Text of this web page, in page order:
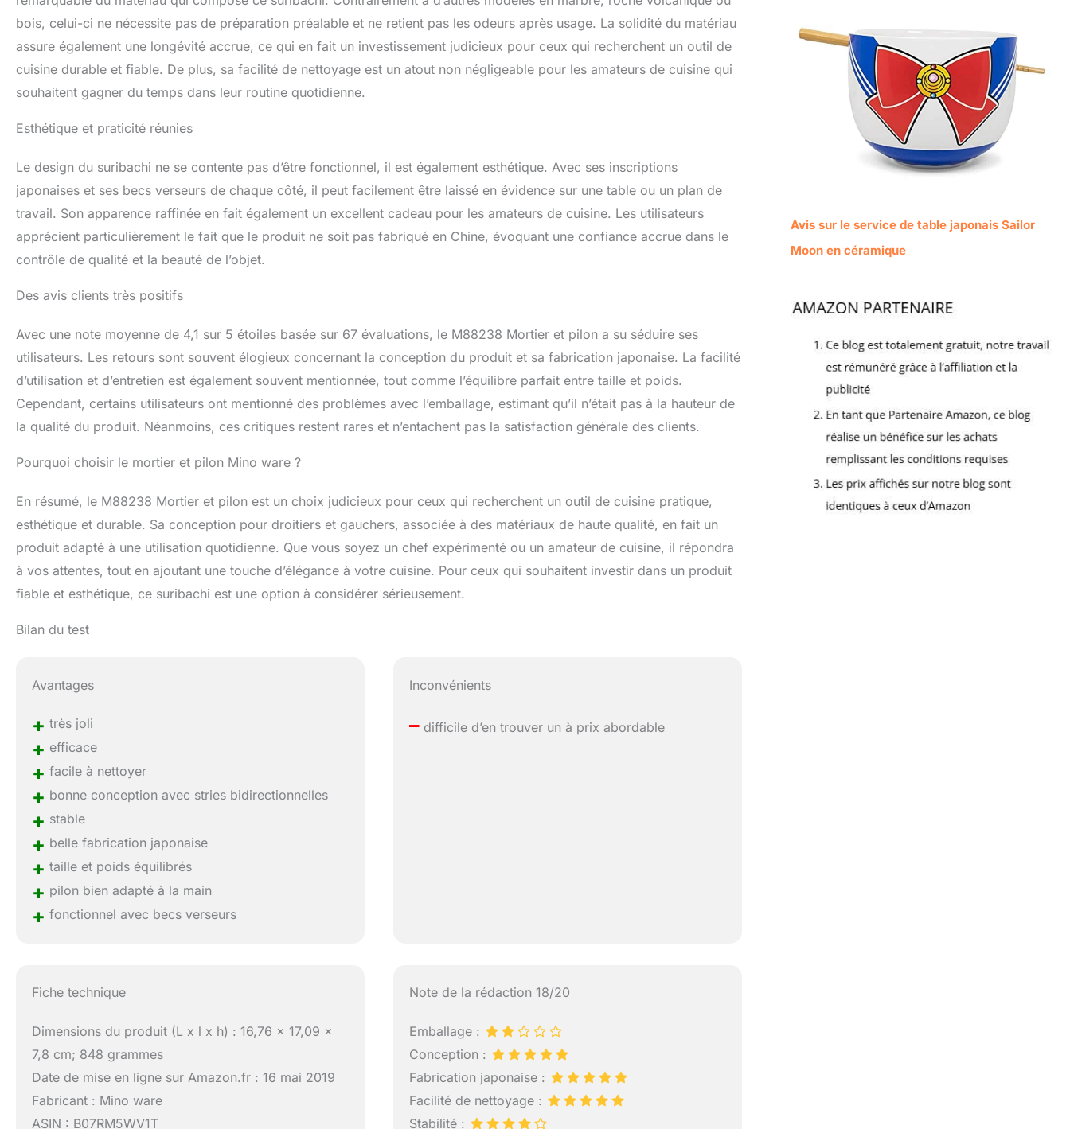
bois, celui-ci ne nécessite pas de préparation préalable et ne retient pas les odeurs après usage. La solidité du matériau
assure également une longévité accrue, ce qui en fait un investissement judicieux pour ceux qui recherchent un outil de
cuisine durable et fiable. De plus, sa facilité de nettoyage est un atout non négligeable pour les amateurs de cuisine qui
souhaitent gagner du temps dans leur routine quotidienne.
Esthétique et praticité réunies
Le design du suribachi ne se contente pas d’être fonctionnel, il est également esthétique. Avec ses inscriptions
japonaises et ses becs verseurs de chaque côté, il peut facilement être laissé en évidence sur une table ou un plan de
travail. Son apparence raffinée en fait également un excellent cadeau pour les amateurs de cuisine. Les utilisateurs
apprécient particulièrement le fait que le produit ne soit pas fabriqué en Chine, évoquant une confiance accrue dans le
contrôle de qualité et la beauté de l’objet.
Des avis clients très positifs
Avec une note moyenne de 4,1 sur 5 étoiles basée sur 67 évaluations, le M88238 Mortier et pilon a su séduire ses
utilisateurs. Les retours sont souvent élogieux concernant la conception du produit et sa fabrication japonaise. La facilité
d’utilisation et d’entretien est également souvent mentionnée, tout comme l’équilibre parfait entre taille et poids.
Cependant, certains utilisateurs ont mentionné des problèmes avec l’emballage, estimant qu’il n’était pas à la hauteur de
la qualité du produit. Néanmoins, ces critiques restent rares et n’entachent pas la satisfaction générale des clients.
Pourquoi choisir le mortier et pilon Mino ware ?
En résumé, le M88238 Mortier et pilon est un choix judicieux pour ceux qui recherchent un outil de cuisine pratique,
esthétique et durable. Sa conception pour droitiers et gauchers, associée à des matériaux de haute qualité, en fait un
produit adapté à une utilisation quotidienne. Que vous soyez un chef expérimenté ou un amateur de cuisine, il répondra
à vos attentes, tout en ajoutant une touche d’élégance à votre cuisine. Pour ceux qui souhaitent investir dans un produit
fiable et esthétique, ce suribachi est une option à considérer sérieusement.
Bilan du test
Avantages
+ très joli
+ efficace
+ facile à nettoyer
+ bonne conception avec stries bidirectionnelles
+ stable
+ belle fabrication japonaise
+ taille et poids équilibrés
+ pilon bien adapté à la main
+ fonctionnel avec becs verseurs
Inconvénients
– difficile d’en trouver un à prix abordable
Fiche technique
Dimensions du produit (L x l x h) : 16,76 x 17,09 x
7,8 cm; 848 grammes
Date de mise en ligne sur Amazon.fr : 16 mai 2019
Fabricant : Mino ware
ASIN : B07RM5WV1T
Note de la rédaction 18/20
Emballage :
Conception :
Fabrication japonaise :
Facilité de nettoyage :
Stabilité :
Avis sur le service de table japonais Sailor
Moon en céramique